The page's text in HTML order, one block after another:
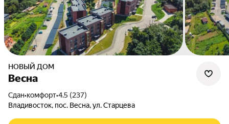
НОВЫЙ ДОМ
Весна
Сдан•комфорт•4.5 (237)
Владивосток, пос. Весна, ул. Старцева